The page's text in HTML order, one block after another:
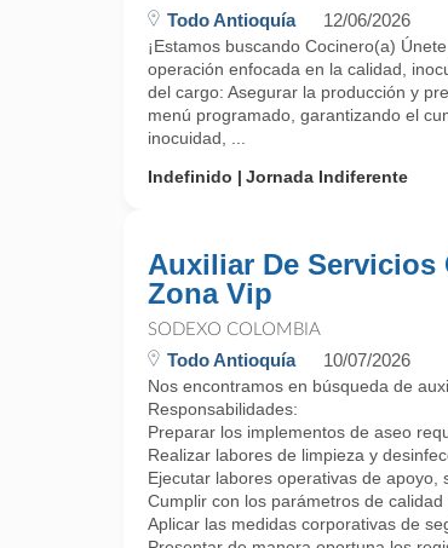
Todo Antioquía 12/06/2026
¡Estamos buscando Cocinero(a)
operación enfocada en la calidad,
del cargo: Asegurar la producción y
menú programado, garantizando el
inocuidad, ...
Indefinido
Jornada Indiferente
Auxiliar De Servicios
Zona Vip
SODEXO COLOMBIA
Todo Antioquía 10/07/2026
Nos encontramos en búsqueda de
Responsabilidades:
Preparar los implementos de aseo
Realizar labores de limpieza y
Ejecutar labores operativas de apoyo,
Cumplir con los parámetros de
Aplicar las medidas corporativas de